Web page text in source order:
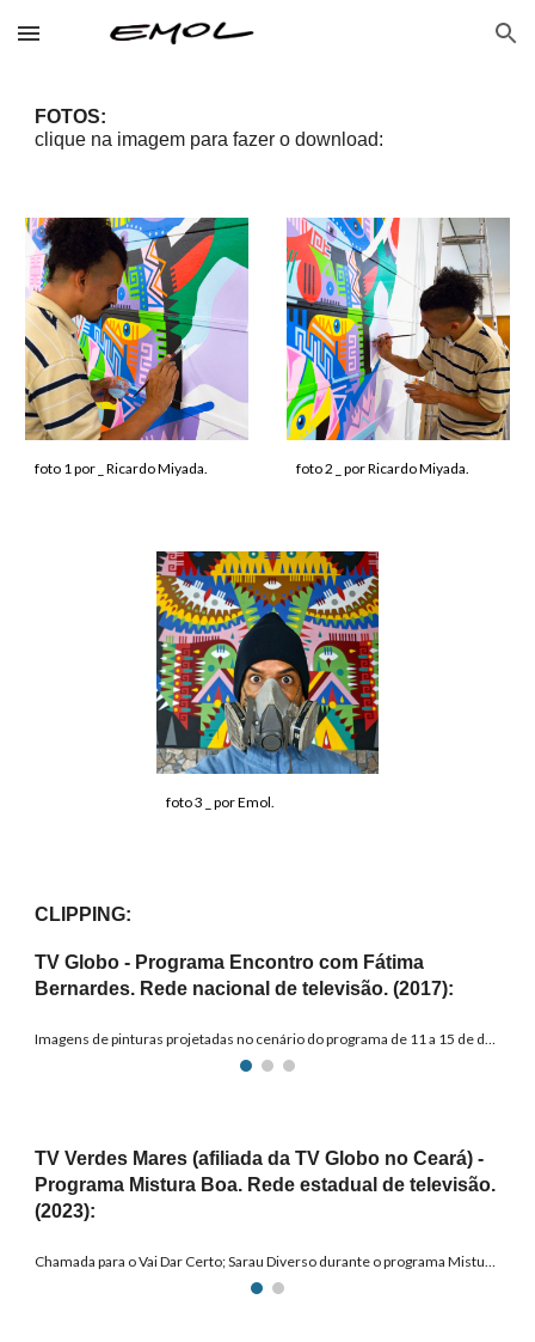
Skip to main content Skip to navigation
FOTOS:
clique na imagem para fazer o download:
foto 1 por _ Ricardo Miyada. foto2 _ por Ricardo Miyada.
foto3 _ porEmol.
CLIPPING:
TV Globo - Programa Encontro com Fátima
Bernardes. Rede nacional de televisão. (2017):
Imagens de pinturas projetadas no cenário do programa de 11 a 15 de dezembro de 2017.
TV Verdes Mares (afiliada da TV Globo no Ceará) -
Programa Mistura Boa. Redeestadual de televisão.
(2023):
Chamada para o Vai Dar Certo; Sarau Diverso durante o programa Mistura Boa.